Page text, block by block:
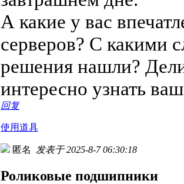
А какие у вас
серверов? С какими
решения нашли?
интересно узнать
回复
使用道具
匿名 发表于 2025-8-7 06:30:18
Роликовые подшипники